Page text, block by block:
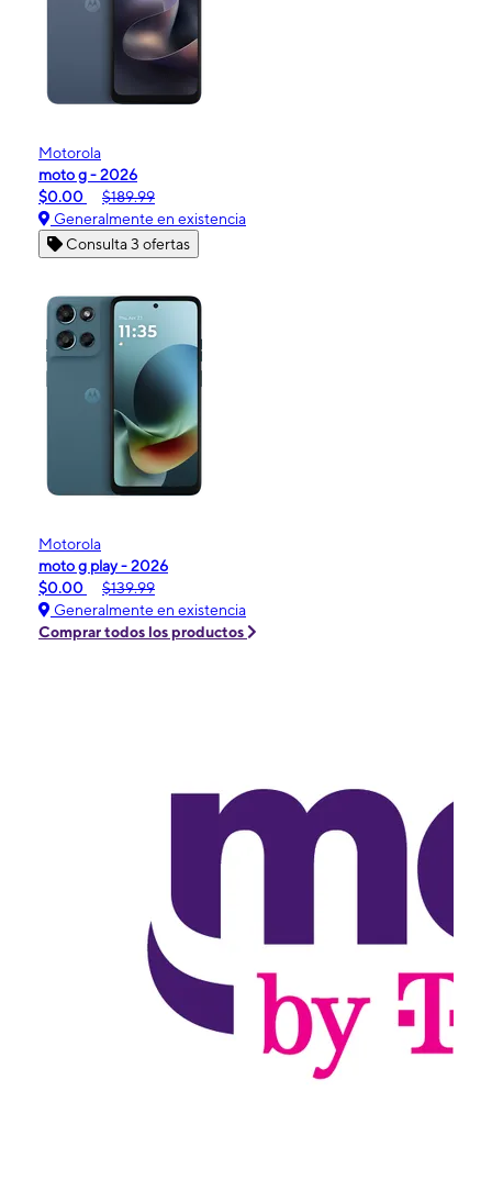
Motorola
moto g - 2026
$0.00
$189.99
Generalmente en existencia
Consulta 3 ofertas
Motorola
moto g play - 2026
$0.00
$139.99
Generalmente en existencia
Comprar todos los productos